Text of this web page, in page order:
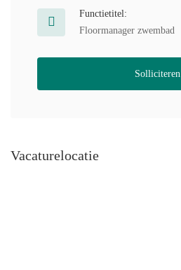
Functietitel:
Floormanager zwembad
Solliciteren
Vacaturelocatie